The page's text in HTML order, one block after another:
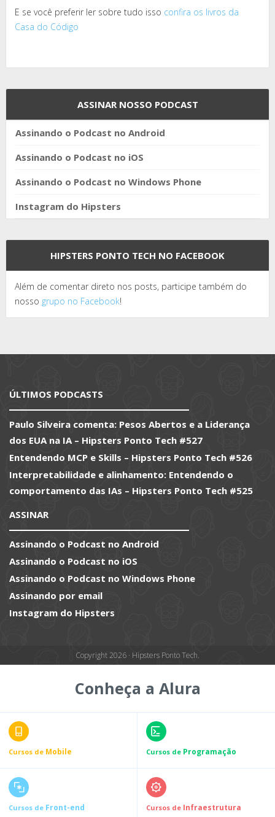
E se você preferir ler sobre tudo isso confira os livros da
Casa do Código
ASSINAR NOSSO PODCAST
Assinando o Podcast no Android
Assinando o Podcast no iOS
Assinando o Podcast no Windows Phone
Instagram do Hipsters
HIPSTERS PONTO TECH NO FACEBOOK
Além de comentar direto nos posts, participe também do
nosso grupo no Facebook!
ÚLTIMOS PODCASTS
Paulo Silveira comenta: Pesos Abertos e a Liderança
dos EUA na IA – Hipsters Ponto Tech #527
Entendendo MCP e Skills – Hipsters Ponto Tech #526
Interpretabilidade e alinhamento: Entendendo o
comportamento das IAs – Hipsters Ponto Tech #525
ASSINAR
Assinando o Podcast no Android
Assinando o Podcast no iOS
Assinando o Podcast no Windows Phone
Assinando por email
Instagram do Hipsters
Copyright 2026 · Hipsters Ponto Tech.
Conheça a Alura
Cursos de Mobile Cursos de Programação
Cursos de Front-end Cursos de Infraestrutura